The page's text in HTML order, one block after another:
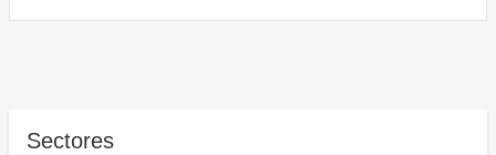
Sectores